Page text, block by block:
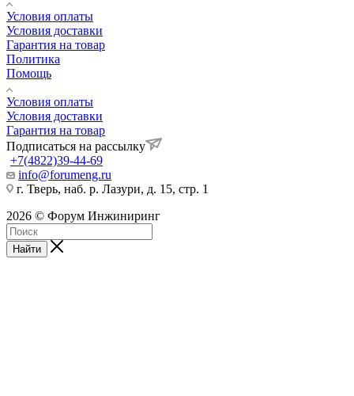
Условия оплаты
Условия доставки
Гарантия на товар
Политика
Помощь
Условия оплаты
Условия доставки
Гарантия на товар
Подписаться на рассылку
+7(4822)39-44-69
info@forumeng.ru
г. Тверь, наб. р. Лазури, д. 15, стр. 1
2026 © Форум Инжиниринг
Найти